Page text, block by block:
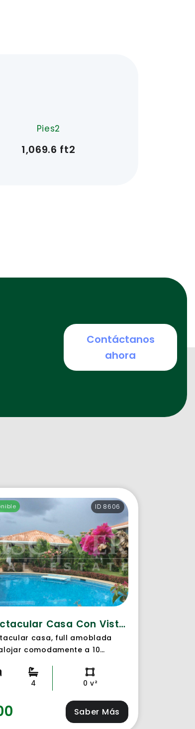
Pies2
1,069.6 ft2
Contáctanos
ahora
ID 8606
Espectacular Casa Con Vista Al Mar-Alquiler
casa, full amoblada
comodamente a 10
de facil acceso a la
Jardines hermosos y bien
con vista al mar.
4 0 v²
Saber Más